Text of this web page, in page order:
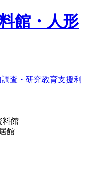
館・人形
調査・研究教育支援利
料館
館